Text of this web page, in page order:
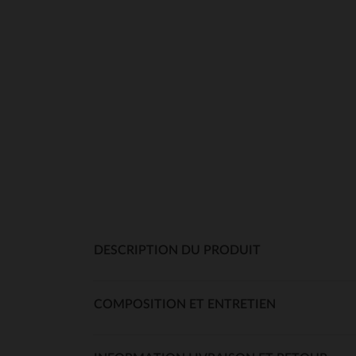
DESCRIPTION DU PRODUIT
COMPOSITION ET ENTRETIEN